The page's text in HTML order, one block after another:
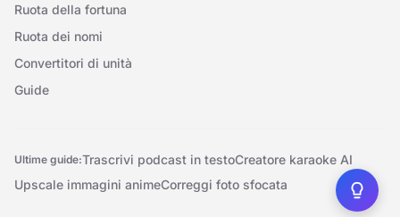
Ruota della fortuna
Ruota dei nomi
Convertitori di unità
Guide
Ultime guide:Trascrivi podcast in testoCreatore karaoke AI
Upscale immagini animeCorreggi foto sfocata